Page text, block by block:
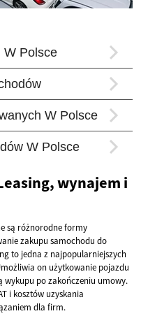
wynajem i
są różnorodne formy
zakupu samochodu do
to jedna z najpopularniejszych
on użytkowanie pojazdu
wykupu po zakończeniu umowy.
i kosztów uzyskania
dla firm.